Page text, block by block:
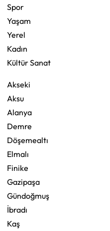
Spor
Yaşam
Yerel
Kadın
Kültür Sanat
Akseki
Aksu
Alanya
Demre
Döşemealtı
Elmalı
Finike
Gazipaşa
Gündoğmuş
İbradı
Kaş